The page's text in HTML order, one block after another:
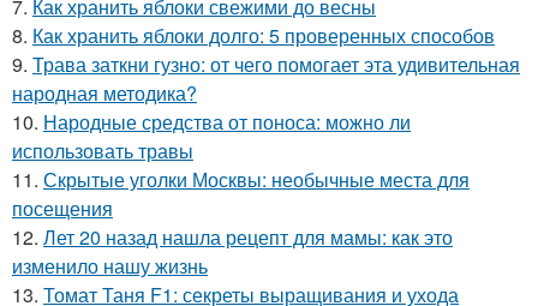
7. Как хранить яблоки свежими до весны
8. Как хранить яблоки долго: 5 проверенных способов
9. Трава заткни гузно: от чего помогает эта удивительная
народная методика?
10. Народные средства от поноса: можно ли
использовать травы
11. Скрытые уголки Москвы: необычные места для
посещения
12. Лет 20 назад нашла рецепт для мамы: как это
изменило нашу жизнь
13. Томат Таня F1: секреты выращивания и ухода